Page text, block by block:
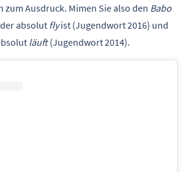
zum Ausdruck. Mimen Sie also den Babo
absolut flyist (Jugendwort 2016) und
läuft(Jugendwort 2014).